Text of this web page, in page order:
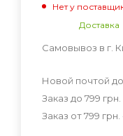
Нет у
Доставка
Самовывоз в г.
Новой почтой
Заказ до 799 грн.
Заказ от 799 грн.